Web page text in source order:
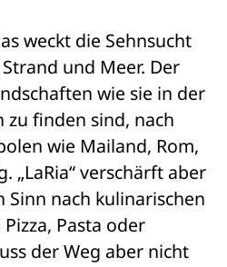
weckt die Sehnsucht
und Meer. Der
wie sie in der
zu finden sind, nach
wie Mailand, Rom,
„LaRia“ verschärft aber
Sinn nach kulinarischen
Pasta oder
der Weg aber nicht